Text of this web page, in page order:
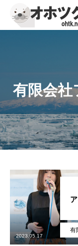
有限会社
有
2023.05.17